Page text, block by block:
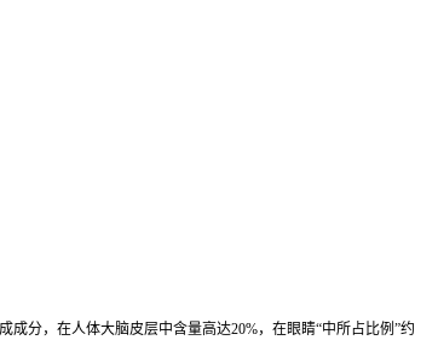
分，在人体大脑皮层中含量高达20%，在眼睛“中所占比例”约